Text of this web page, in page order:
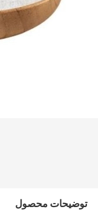
توضیحات محصول